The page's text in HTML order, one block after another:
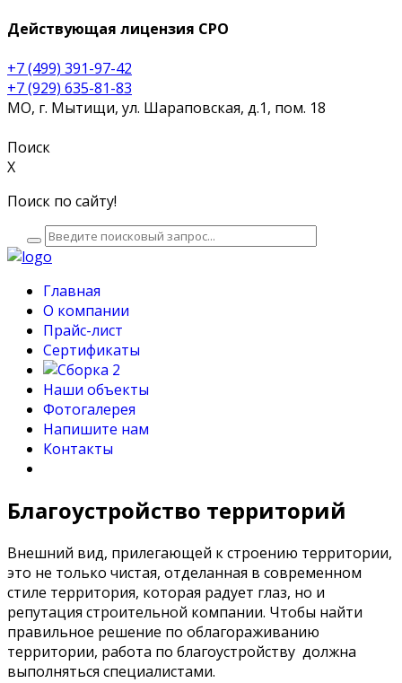
Действующая лицензия СРО
+7 (499) 391-97-42
+7 (929) 635-81-83
МО, г. Мытищи, ул. Шараповская, д.1, пом. 18
Поиск
X
Поиск по сайту!
Главная
О компании
Прайс-лист
Сертификаты
Наши объекты
Фотогалерея
Напишите нам
Контакты
Благоустройство территорий
Внешний вид, прилегающей к строению территории,
это не только чистая, отделанная в современном
стиле территория, которая радует глаз, но и
репутация строительной компании. Чтобы найти
правильное решение по облагораживанию
территории, работа по благоустройству должна
выполняться специалистами.